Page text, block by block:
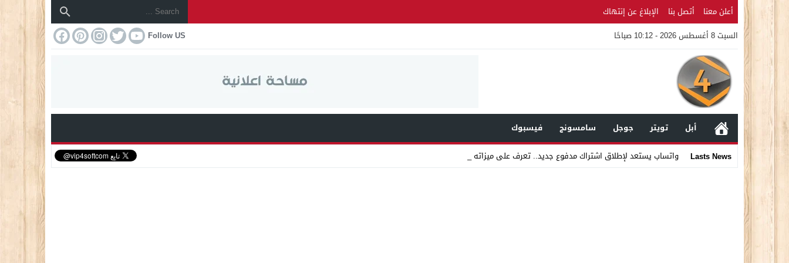
أعلن معنا أتصل بنا
الإبلاغ عن إنتهاك
السبت 8 أغسطس 2026 - 10:12 صباحًا
Follow US
أبل تويتر جوجل سامسونج
فيسبوك
Lasts News
واتساب يستعد لإطلاق اشتراك مدفوع جديد.. تعرف على ميزاته